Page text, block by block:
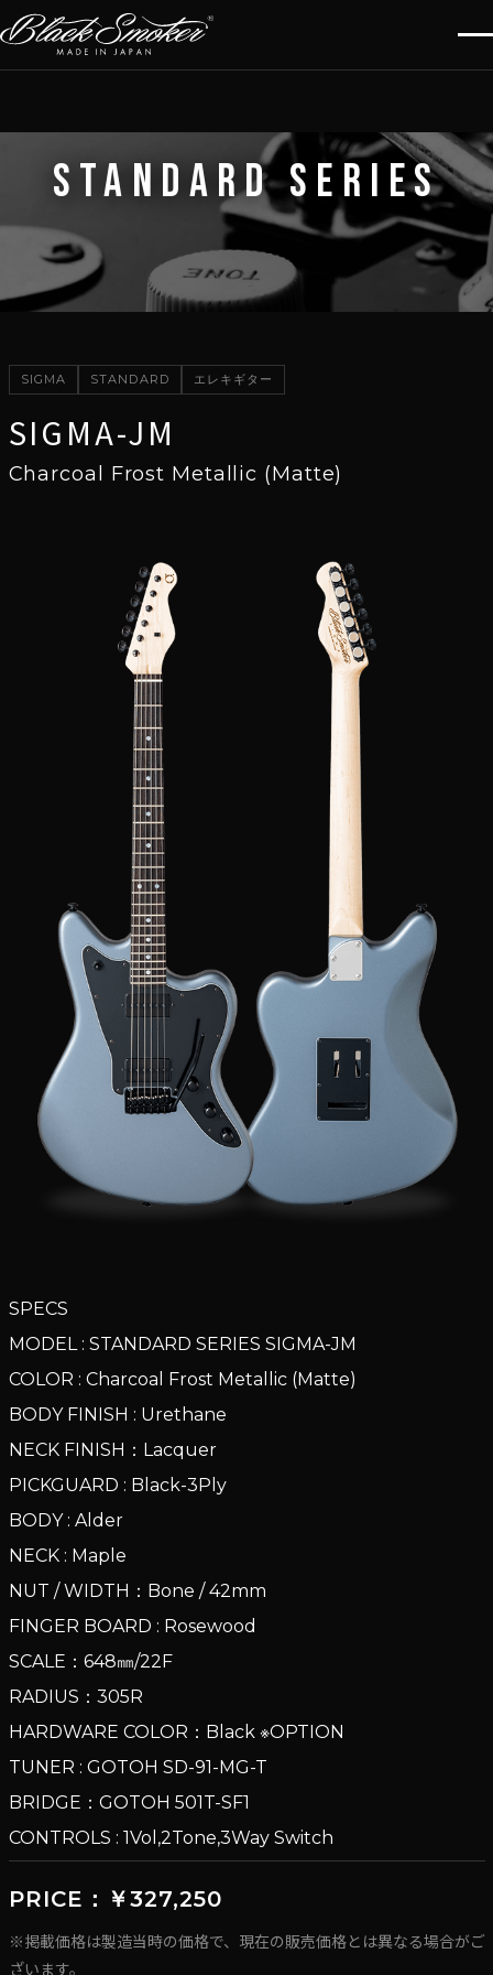
STANDARD SERIES
SIGMA STANDARD エレキギター
SIGMA-JM
Charcoal Frost Metallic (Matte)
SPECS
MODEL : STANDARD SERIES SIGMA-JM
COLOR : Charcoal Frost Metallic (Matte)
BODY FINISH : Urethane
NECK FINISH：Lacquer
PICKGUARD : Black-3Ply
BODY : Alder
NECK : Maple
NUT / WIDTH：Bone / 42mm
FINGER BOARD : Rosewood
SCALE：648㎜/22F
RADIUS：305R
HARDWARE COLOR：Black ※OPTION
TUNER : GOTOH SD-91-MG-T
BRIDGE：GOTOH 501T-SF1
CONTROLS : 1Vol,2Tone,3Way Switch
PRICE：￥327,250
※掲載価格は製造当時の価格で、現在の販売価格とは異なる場合がご
ざいます。